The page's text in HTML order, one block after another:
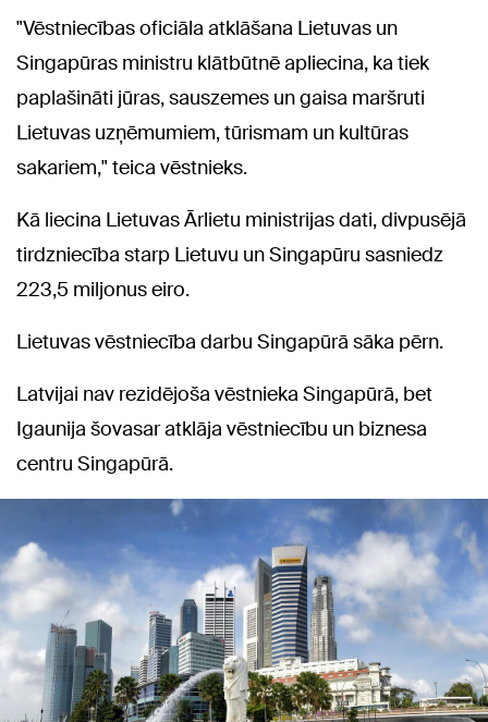
"Vēstniecības oficiāla atklāšana Lietuvas un
Singapūras ministru klātbūtnē apliecina, ka tiek
paplašināti jūras, sauszemes un gaisa maršruti
Lietuvas uzņēmumiem, tūrismam un kultūras
sakariem," teica vēstnieks.
Kā liecina Lietuvas Ārlietu ministrijas dati, divpusējā
tirdzniecība starp Lietuvu un Singapūru sasniedz
223,5 miljonus eiro.
Lietuvas vēstniecība darbu Singapūrā sāka pērn.
Latvijai nav rezidējoša vēstnieka Singapūrā, bet
Igaunija šovasar atklāja vēstniecību un biznesa
centru Singapūrā.